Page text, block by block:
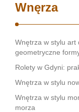
Wnęrza
Wnętrza w stylu art
geometryczne
Rolety w Gdyni:
Wnętrza w stylu
Wnętrza w stylu
morza